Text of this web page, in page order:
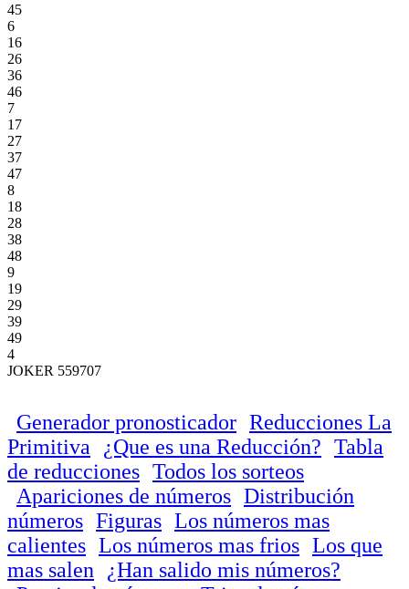
45
6
16
26
36
46
7
17
27
37
47
8
18
28
38
48
9
19
29
39
49
4
JOKER 559707
Generador pronosticador Reducciones La
Primitiva
¿Que es una Reducción? Tabla
de reducciones Todos los sorteos
Apariciones de números Distribución
números Figuras Los números mas
calientes Los números mas frios Los que
mas salen
¿Han salido mis números?